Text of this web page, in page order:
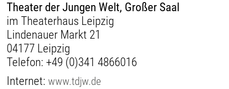
Theater der Jungen Welt, Großer Saal
im Theaterhaus Leipzig
Lindenauer Markt 21
04177 Leipzig
Telefon: +49 (0)341 4866016
Internet:www.tdjw.de